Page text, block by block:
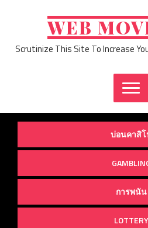
WEB
Scrutinize This Site To Increase
บ่อนคาสิ
การพนัน
LOTTERY